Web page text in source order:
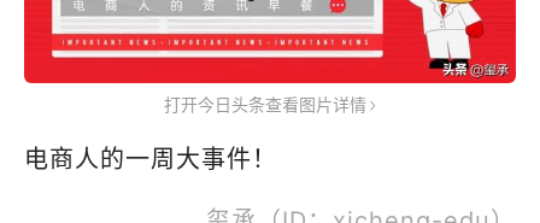
打开今日头条查看图片详情
电商人的一周大事件！